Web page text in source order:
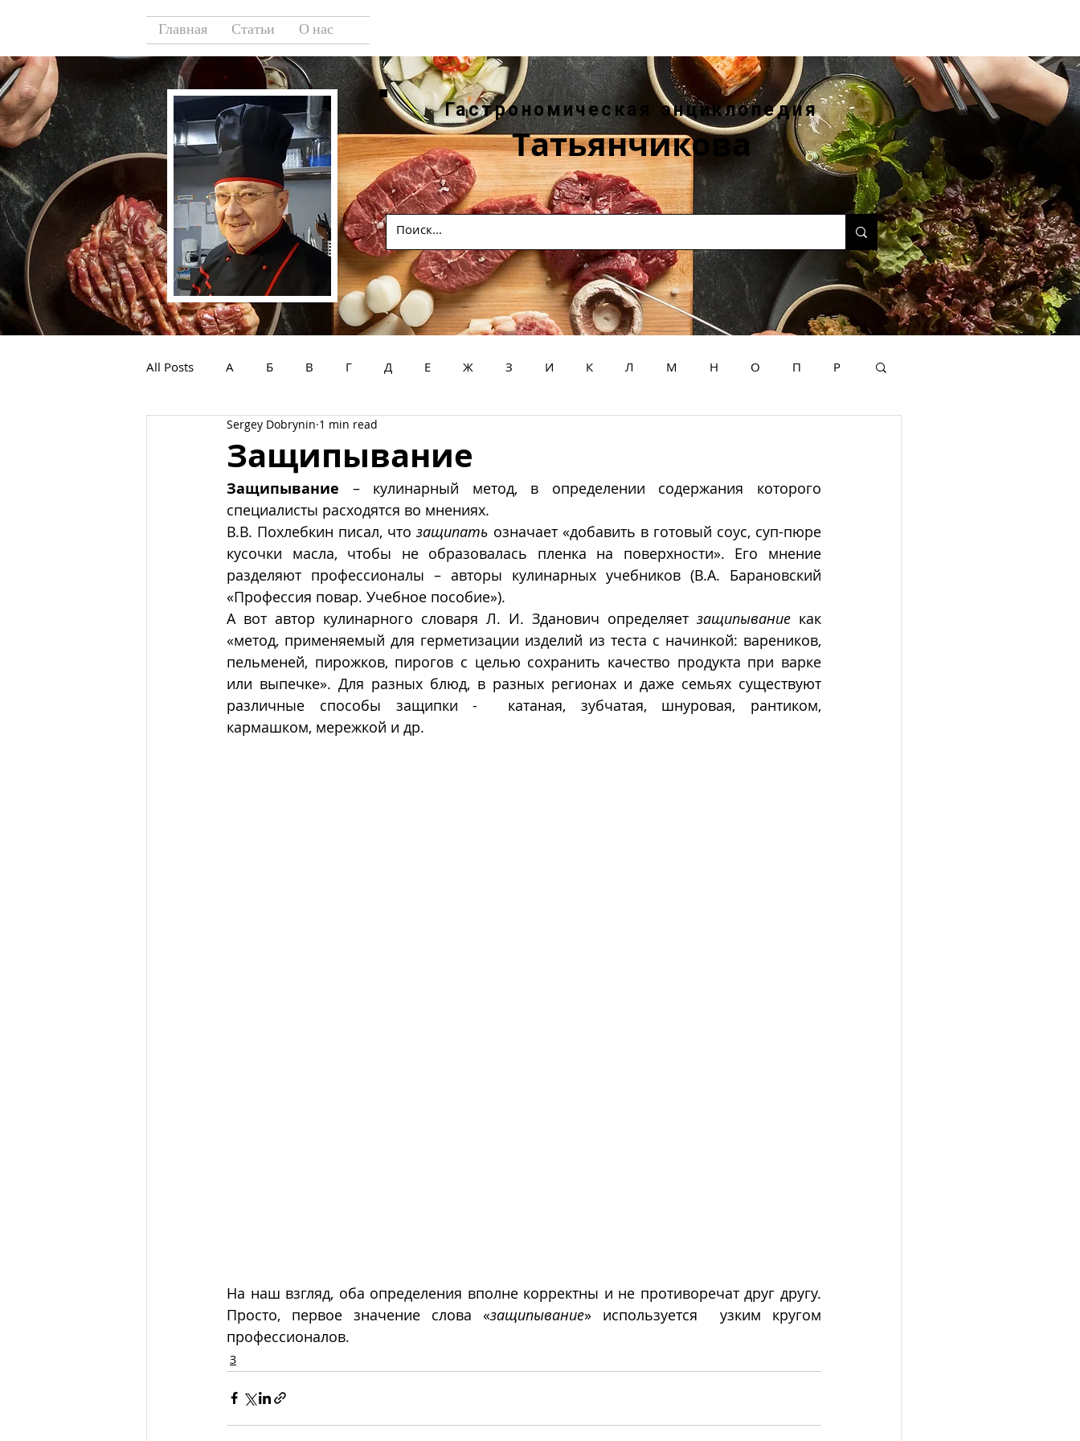
Главная Статьи О нас
Гастрономическая энциклопедия
Татьянчикова
All Posts А Б В Г Д Е Ж З И К Л М Н О П Р
У Ф Х
Защипывание
Sergey Dobrynin 1 min read
Защипывание – кулинарный метод, в определении содержания которого
специалисты расходятся во мнениях.
В.В. Похлебкин писал, что защипать означает «добавить в готовый соус, суп-пюре
кусочки масла, чтобы не образо­валась пленка на поверхности». Его мнение
разделяют профессионалы – авторы кулинарных учебников (В.А. Барановский
«Профессия повар. Учебное пособие»).
А вот автор кулинарного словаря Л. И. Зданович определяет защипывание как
«метод, применяемый для герметизации изделий из теста с начинкой: вареников,
пельменей, пирожков, пирогов с целью сохранить качество продукта при варке
или выпечке». Для разных блюд, в разных регионах и даже семьях существуют
различные способы защипки -  катаная, зубчатая, шнуровая, рантиком,
кармашком, мережкой и др.
На наш взгляд, оба определения вполне корректны и не противоречат друг другу.
Просто, первое значение слова «защипывание» используется  узким кругом
профессионалов.
З